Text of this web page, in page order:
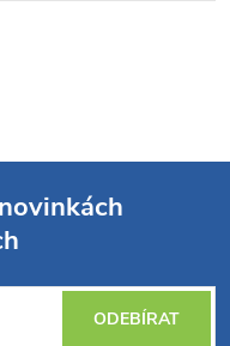
ODEBÍRAT